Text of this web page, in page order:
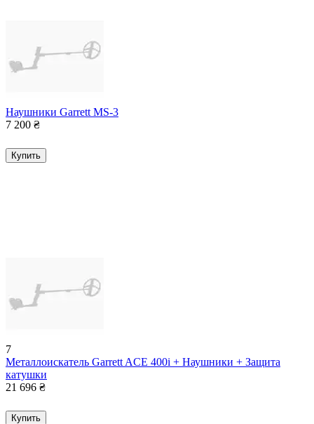
Наушники Garrett MS-3
7 200 ₴
Купить
7
Металлоискатель Garrett ACE 400i + Наушники + Защита
катушки
21 696 ₴
Купить